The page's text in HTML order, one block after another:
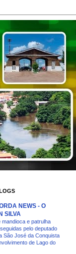
NEWS - O
SILVA
mandioca e patrulha
pelo deputado
São José da Conquista
de Lago do